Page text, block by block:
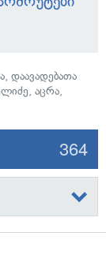
, დაავადებათა
, აცრა,
364